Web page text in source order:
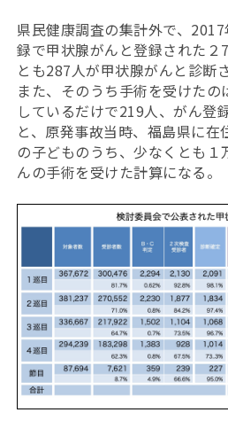
県民健康調査の集計外で、
録で甲状腺がんと登録された２
とも287人が甲状腺がんと診断
また、そのうち手術を受けた
しているだけで219人、がん登
と、原発事故当時、福島県に在
の子どものうち、少なくとも
んの手術を受けた計算になる。